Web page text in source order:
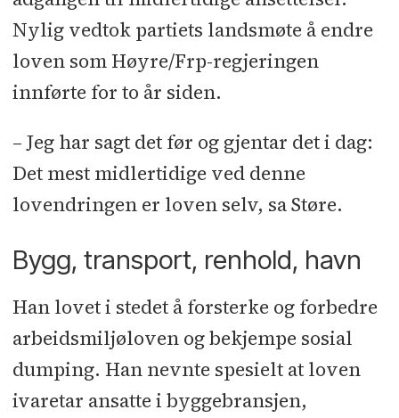
Nylig vedtok partiets landsmøte å endre
loven som Høyre/Frp-regjeringen
innførte for to år siden.
– Jeg har sagt det før og gjentar det i dag:
Det mest midlertidige ved denne
lovendringen er loven selv, sa Støre.
Bygg, transport, renhold, havn
Han lovet i stedet å forsterke og forbedre
arbeidsmiljøloven og bekjempe sosial
dumping. Han nevnte spesielt at loven
ivaretar ansatte i byggebransjen,